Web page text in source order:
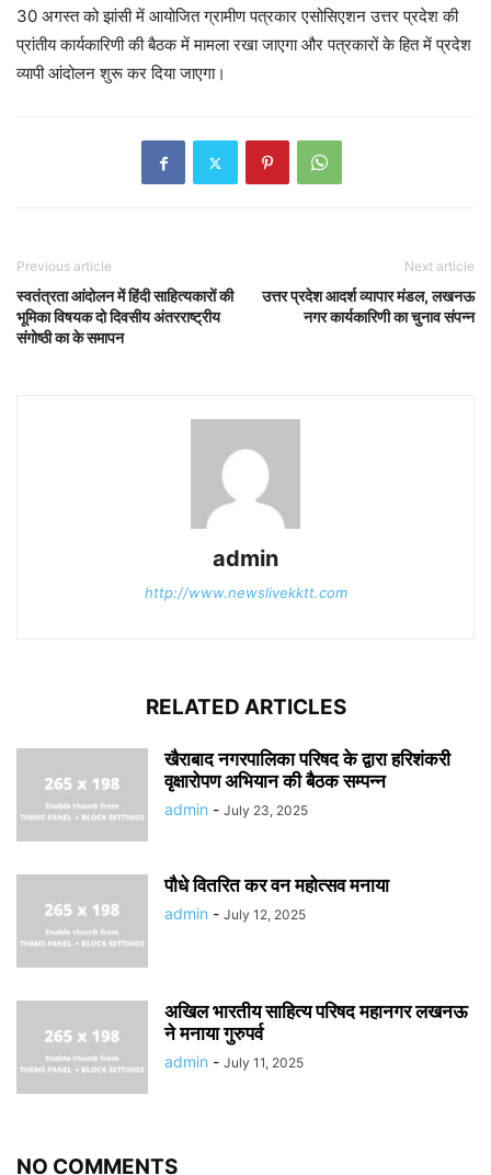
30 अगस्त को झांसी में आयोजित ग्रामीण पत्रकार एसोसिएशन उत्तर प्रदेश की
प्रांतीय कार्यकारिणी की बैठक में मामला रखा जाएगा और पत्रकारों के हित में प्रदेश
व्यापी आंदोलन शुरू कर दिया जाएगा।
Previous article
स्वतंत्रता आंदोलन में हिंदी साहित्यकारों की
भूमिका विषयक दो दिवसीय अंतरराष्ट्रीय
संगोष्ठी का के समापन
Next article
उत्तर प्रदेश आदर्श व्यापार मंडल, लखनऊ
नगर कार्यकारिणी का चुनाव संपन्न
admin
http://www.newslivekktt.com
RELATED ARTICLES
खैराबाद नगरपालिका परिषद के द्वारा हरिशंकरी
वृक्षारोपण अभियान की बैठक सम्पन्न
admin - July 23, 2025
पौधे वितरित कर वन महोत्सव मनाया
admin - July 12, 2025
अखिल भारतीय साहित्य परिषद महानगर लखनऊ
ने मनाया गुरुपर्व
admin - July 11, 2025
NO COMMENTS